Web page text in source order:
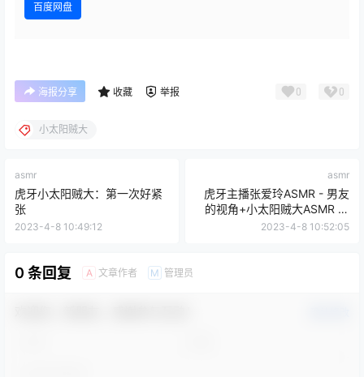
百度网盘
海报分享 收藏 举报 0 0
小太阳贼大
asmr
虎牙小太阳贼大：第一次好紧
张
2023-4-8 10:49:12
asmr
虎牙主播张爱玲ASMR - 男友
的视角+小太阳贼大ASMR 舔
耳口腔音
2023-4-8 10:52:05
0 条回复 A 文章作者 M 管理员